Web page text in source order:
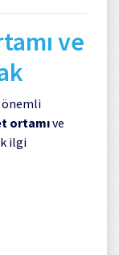
ve
önemli
ortamıve
ilgi